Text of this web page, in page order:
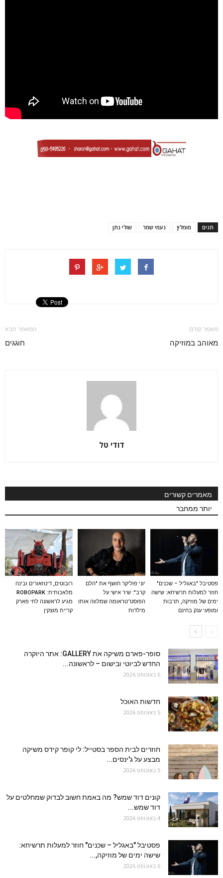
תגים מומלץ נעמי שמר שולי נתן
מאמר קודם
מאוהב במוזיקה
המאמר הבא
חוגגים
דודי טל
מאמרים קשורים
יותר ממחבר
פסטיבל "באגליל – שכנים"
חוזר למעלות תרשיחא: שישה
ימים של מוזיקה, תרבות
ומופעי ענק בחינם
יוני פוליקר חושף את "הלם
קרב": שיר אישי על
הפוסט־טראומה שמלווה אותו
מילדות
רובוטים, דינוזאורים ובינה
מלאכותית: ROBOPARK
מגיע לראשונה לחי פארק
קריית מוצקין
סופר-פארם משיקה את GALLERY: אתר היוקרה
החדש לביוטי ובישום – לראשונה...
6 באוגוסט 2026
חדשות האוכל
5 באוגוסט 2026
חוזרים לבית הספר בסטייל: לי קופר קידס משיקה
מבצע על ג'ינסים...
5 באוגוסט 2026
קונים דוד שמש? מה באמת חשוב לבדוק שמחלטים על
דוד שמש...
4 באוגוסט 2026
פסטיבל "באגליל – שכנים" חוזר למעלות תרשיחא:
שישה ימים של מוזיקה,...
6 באוגוסט 2026